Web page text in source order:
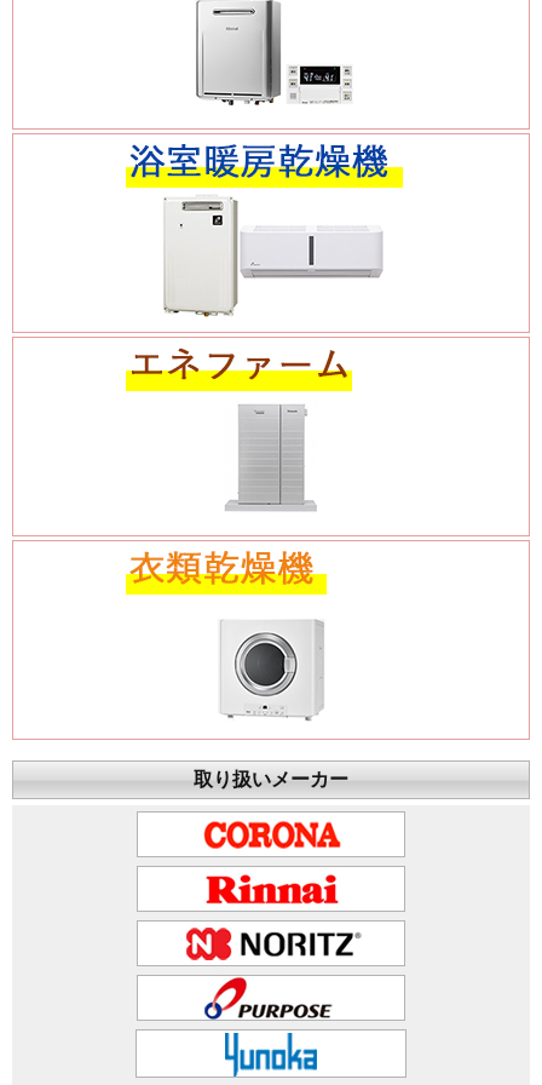
取り扱いメーカー